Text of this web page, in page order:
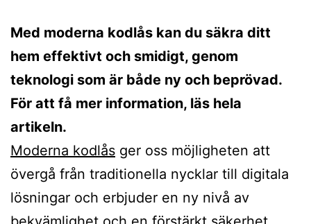
Med moderna kodlås kan du säkra ditt
hem effektivt och smidigt, genom
teknologi som är både ny och beprövad.
För att få mer information, läs hela
artikeln.
Moderna kodlås ger oss möjligheten att
övergå från traditionella nycklar till digitala
lösningar och erbjuder en ny nivå av